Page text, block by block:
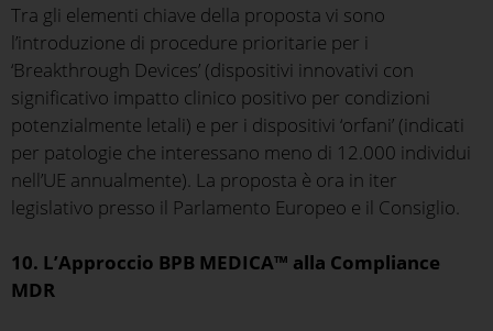
Tra gli elementi chiave della proposta vi sono
l’introduzione di procedure prioritarie per i
‘Breakthrough Devices’ (dispositivi innovativi con
significativo impatto clinico positivo per condizioni
potenzialmente letali) e per i dispositivi ‘orfani’ (indicati
per patologie che interessano meno di 12.000 individui
nell’UE annualmente). La proposta è ora in iter
legislativo presso il Parlamento Europeo e il Consiglio.
10. L’Approccio BPB MEDICA™ alla Compliance
MDR